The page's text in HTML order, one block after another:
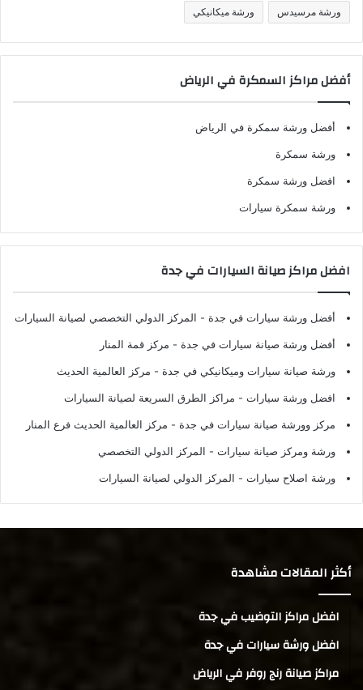
ورشة مرسيدس ورشة ميكانيكي
أفضل مراكز السمكرة في الرياض
أفضل ورشة سمكرة في الرياض
ورشة سمكرة
افضل ورشة سمكرة
ورشة سمكرة سيارات
افضل مراكز صيانة السيارات في جدة
أفضل ورشة سيارات في جدة - المركز الدولي التخصصي لصيانة السيارات
أفضل ورشة صيانة سيارات في جدة - مركز قمة المنار
ورشة صيانة سيارات وميكانيكي في جدة - مركز العالمية الحديث
افضل ورشة سيارات - مراكز الطرق السريعة لصيانة السيارات
مركز وورشة صيانة سيارات في جدة - مركز العالمية الحديث فرع المنار
ورشة ومركز صيانة سيارات - المركز الدولي التخصصي
ورشة اصلاح سيارات - المركز الدولي لصيانة السيارات
أكثر المقالات مشاهدة
افضل مراكز التوضيب في جدة
افضل ورشة سيارات في جدة
مراكز صيانة رنج روفر في الرياض